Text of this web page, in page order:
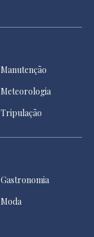
Manutenção
Meteorologia
Tripulação
Gastronomia
Moda